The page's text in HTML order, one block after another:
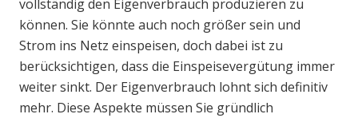
vollständig den Eigenverbrauch produzieren zu
können. Sie könnte auch noch größer sein und
Strom ins Netz einspeisen, doch dabei ist zu
berücksichtigen, dass die Einspeisevergütung immer
weiter sinkt. Der Eigenverbrauch lohnt sich definitiv
mehr. Diese Aspekte müssen Sie gründlich